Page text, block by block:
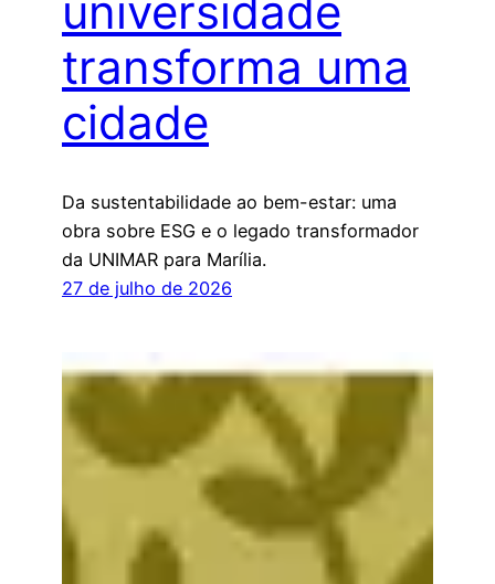
transforma uma
cidade
Da sustentabilidade ao bem-estar: uma
obra sobre ESG e o legado transformador
da UNIMAR para Marília.
27 de julho de 2026